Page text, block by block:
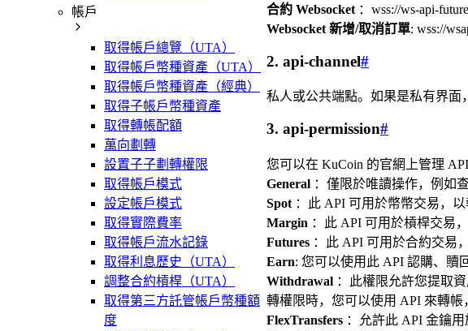
帳戶
取得帳戶總覽（UTA）
取得帳戶幣種資產（UTA）
取得帳戶幣種資產（經典）
取得子帳戶幣種資產
取得轉帳配額
萬向劃轉
設置子子劃轉權限
取得帳戶模式
設定帳戶模式
取得實際費率
取得帳戶流水記錄
取得利息歷史（UTA）
調整合約槓桿（UTA）
取得第三方託管帳戶幣種額
度
合約 Websocket ：wss://ws-api-
Websocket 新增/取消訂單: wss://
2. api-channel#
私人或公共端點。如果是私有界面
3. api-permission#
您可以在 KuCoin 的官網上管理
General ：僅限於唯讀操作，例如
Spot ：此 API 可用於幣幣交易，
Margin ：此 API 可用於槓桿交易
Futures ：此 API 可用於合約交易
Earn: 您可以使用此 API 認購、贖
Withdrawal ：此權限允許您提取
轉權限時，您可以使用 API 來轉帳
FlexTransfers ：允許此 API 金鑰